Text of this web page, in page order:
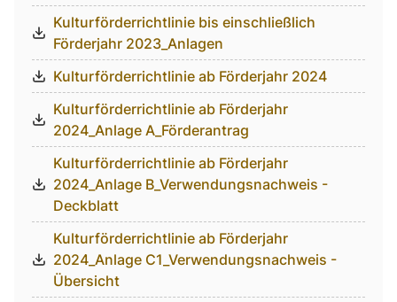
Kulturförderrichtlinie bis einschließlich
Förderjahr 2023_Anlagen
Kulturförderrichtlinie ab Förderjahr 2024
Kulturförderrichtlinie ab Förderjahr
2024_Anlage A_Förderantrag
Kulturförderrichtlinie ab Förderjahr
2024_Anlage B_Verwendungsnachweis -
Deckblatt
Kulturförderrichtlinie ab Förderjahr
2024_Anlage C1_Verwendungsnachweis -
Übersicht